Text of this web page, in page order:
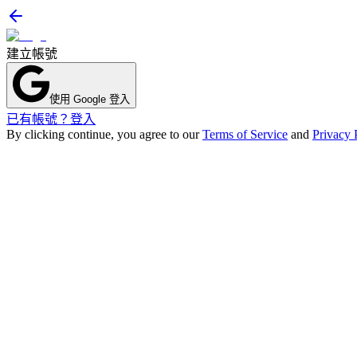
建立帳號
使用 Google 登入
已有帳號？登入
By clicking continue, you agree to ourTerms of Service and Privacy